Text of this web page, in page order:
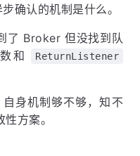
确认的机制是什么。
了 Broker 但没找到队
和 ReturnListener
身机制够不够，知不
方案。